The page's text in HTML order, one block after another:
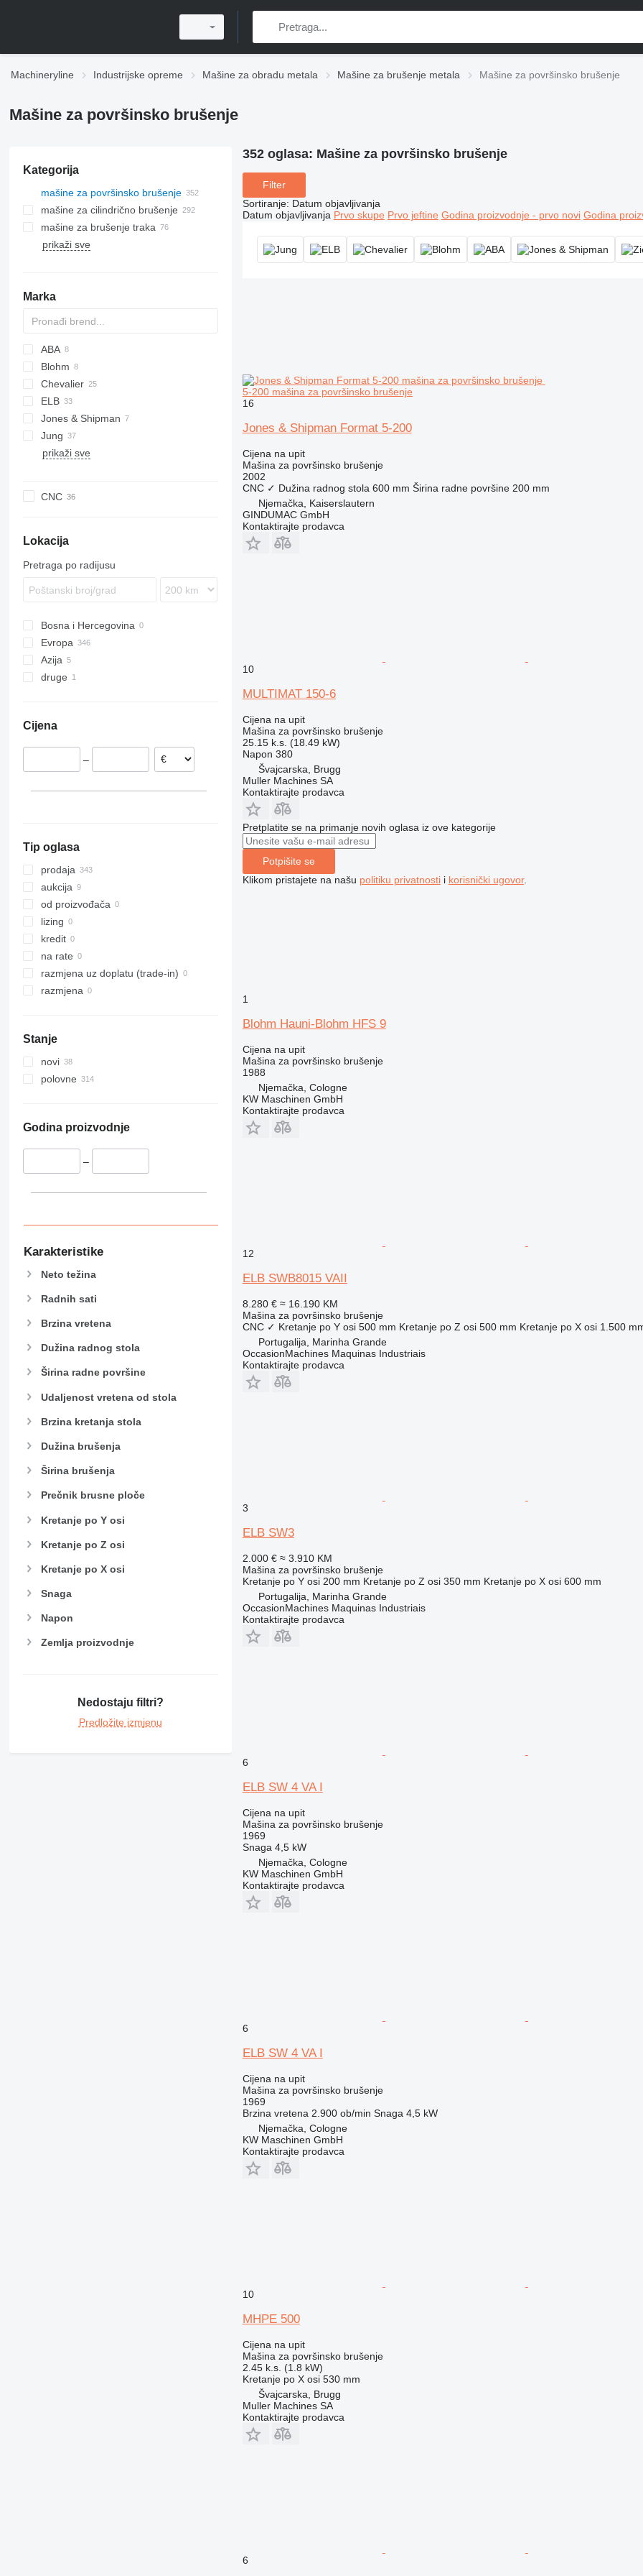
Machineryline Industrijske opreme Mašine za obradu metala Mašine za brušenje metala Mašine za površinsko brušenje
Mašine za površinsko brušenje
Kategorija
mašine za površinsko brušenje
mašine za cilindrično brušenje
mašine za brušenje traka
prikaži sve
Marka
ABA
Blohm
Chevalier
ELB
Jones & Shipman
Jung
HF
prikaži sve
CNC
Lokacija
Pretraga po radijusu
Bosna i Hercegovina
Evropa
Švајcarska
Austrija
Poljska
Azija
Turska
druge
Cijena
–
Tip oglasa
prodaja
aukcija
od proizvođača
lizing
kredit
na rate
razmjena uz doplatu (trade-in)
razmjena
Stanje
novi
polovne
Godina proizvodnje
–
Karakteristike
Neto težina
Radnih sati
Brzina vretena
Dužina radnog stola
Širina radne površine
Udaljenost vretena od stola
Brzina kretanja stola
Dužina brušenja
Širina brušenja
Prečnik brusne ploče
Kretanje po Y osi
Kretanje po Z osi
Kretanje po X osi
Snaga
Napon
Zemlja proizvodnje
Nedostaju filtri?
Predložite izmjenu
352 oglasa: Mašine za površinsko brušenje
Filter
Sortiranje: Datum objavljivanja
Datum objavljivanja Prvo skupe Prvo jeftine Godina proizvodnje - prvo novi Godina
5-200 mašina za površinsko brušenje
16
Jones & Shipman Format 5-200
Cijena na upit
Mašina za površinsko brušenje
2002
CNC ✓ Dužina radnog stola 600 mm Širina radne površine 200 mm
Njemačka, Kaiserslautern
GINDUMAC GmbH
Kontaktirajte prodavca
10
MULTIMAT 150-6
Cijena na upit
Mašina za površinsko brušenje
25.15 k.s. (18.49 kW)
Napon 380
Švајcarska, Brugg
Muller Machines SA
Kontaktirajte prodavca
Pretplatite se na primanje novih oglasa iz ove kategorije
Potpišite se
Klikom pristajete na našu politiku privatnostii korisnički ugovor.
1
Blohm Hauni-Blohm HFS 9
Cijena na upit
Mašina za površinsko brušenje
1988
Njemačka, Cologne
KW Maschinen GmbH
Kontaktirajte prodavca
12
ELB SWB8015 VAII
8.280 € ≈ 16.190 KM
Mašina za površinsko brušenje
CNC ✓ Kretanje po Y osi 500 mm Kretanje po Z osi 500 mm Kretanje po X osi 1.500
Portugalija, Marinha Grande
OccasionMachines Maquinas Industriais
Kontaktirajte prodavca
3
ELB SW3
2.000 € ≈ 3.910 KM
Mašina za površinsko brušenje
Kretanje po Y osi 200 mm Kretanje po Z osi 350 mm Kretanje po X osi 600 mm
Portugalija, Marinha Grande
OccasionMachines Maquinas Industriais
Kontaktirajte prodavca
6
ELB SW 4 VA I
Cijena na upit
Mašina za površinsko brušenje
1969
Snaga 4,5 kW
Njemačka, Cologne
KW Maschinen GmbH
Kontaktirajte prodavca
6
ELB SW 4 VA I
Cijena na upit
Mašina za površinsko brušenje
1969
Brzina vretena 2.900 ob/min Snaga 4,5 kW
Njemačka, Cologne
KW Maschinen GmbH
Kontaktirajte prodavca
10
MHPE 500
Cijena na upit
Mašina za površinsko brušenje
2.45 k.s. (1.8 kW)
Kretanje po X osi 530 mm
Švајcarska, Brugg
Muller Machines SA
Kontaktirajte prodavca
6